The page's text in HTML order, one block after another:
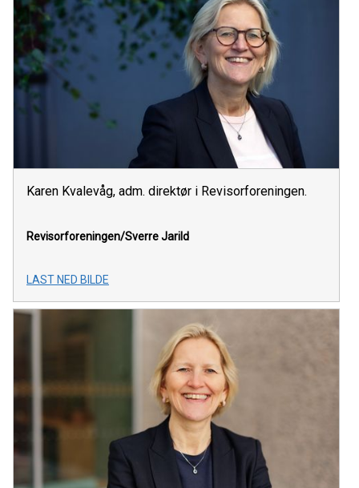
Karen Kvalevåg, adm. direktør i Revisorforeningen.
Revisorforeningen/Sverre Jarild
LAST NED BILDE